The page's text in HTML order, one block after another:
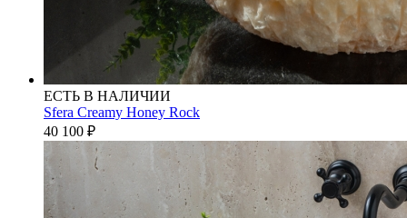
ЕСТЬ В НАЛИЧИИ
Sfera Creamy Honey Rock
40 100 ₽